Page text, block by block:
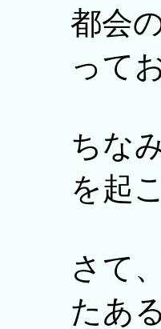
都会
って
ちな
を起
さて
たあ